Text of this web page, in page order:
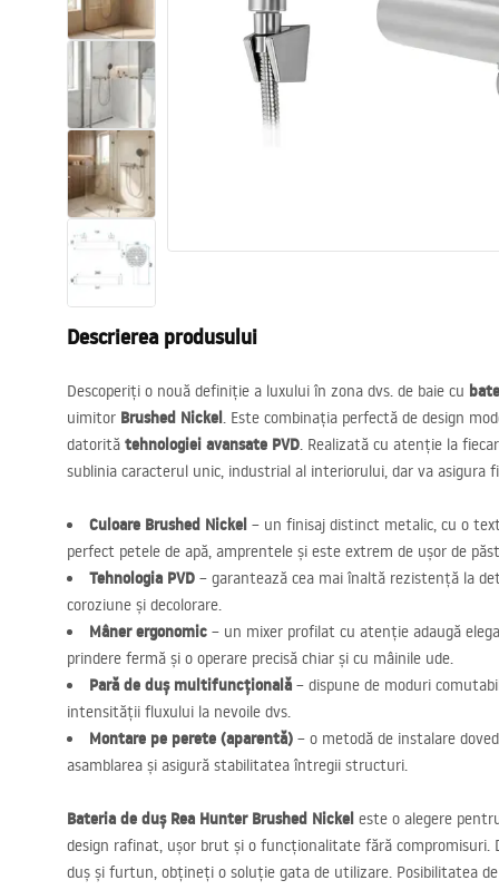
Cazi cu paravane
Dusuri
Descrierea produsului
Descoperiți o nouă definiție a luxului în zona dvs. de baie cu
uimitor Brushed Nickel. Este combinația perfectă de design
datorită tehnologiei avansate PVD. Realizată cu atenție la
sublinia caracterul unic, industrial al interiorului, dar va asigura
Culoare Brushed Nickel – un finisaj distinct metalic, cu o
perfect petele de apă, amprentele și este extrem de ușor de
Tehnologia PVD – garantează cea mai înaltă rezistență la
coroziune și decolorare.
Mâner ergonomic – un mixer profilat cu atenție adaugă
prindere fermă și o operare precisă chiar și cu mâinile ude.
Pară de duș multifuncțională – dispune de moduri
intensității fluxului la nevoile dvs.
Montare pe perete (aparentă) – o metodă de instalare
asamblarea și asigură stabilitatea întregii structuri.
Bateria de duș Rea Hunter Brushed Nickel este o alegere
design rafinat, ușor brut și o funcționalitate fără compromisuri.
duș și furtun, obțineți o soluție gata de utilizare. Posibilitatea